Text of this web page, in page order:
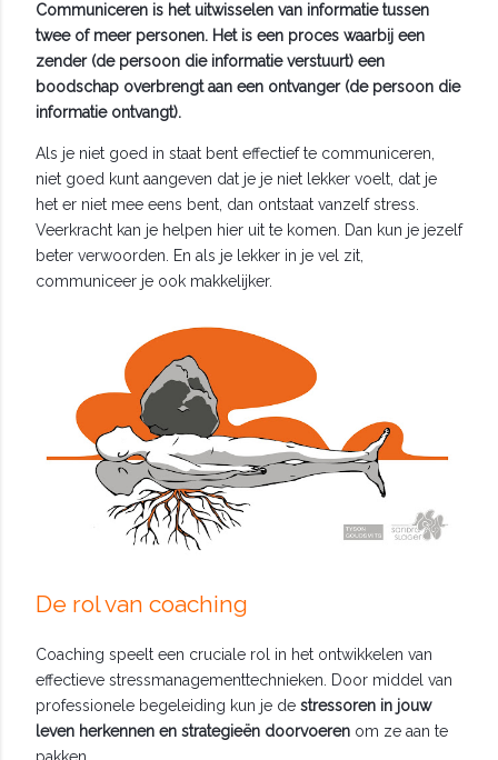
Communiceren is het uitwisselen van informatie tussen
twee of meer personen. Het is een proces waarbij een
zender (de persoon die informatie verstuurt) een
boodschap overbrengt aan een ontvanger (de persoon die
informatie ontvangt).
Als je niet goed in staat bent effectief te communiceren,
niet goed kunt aangeven dat je je niet lekker voelt, dat je
het er niet mee eens bent, dan ontstaat vanzelf stress.
Veerkracht kan je helpen hier uit te komen. Dan kun je jezelf
beter verwoorden. En als je lekker in je vel zit,
communiceer je ook makkelijker.
De rol van coaching
Coaching speelt een cruciale rol in het ontwikkelen van
effectieve stressmanagementtechnieken. Door middel van
professionele begeleiding kun je de stressoren in jouw
leven herkennen en strategieën doorvoeren om ze aan te